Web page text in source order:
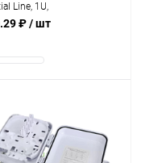
Line, 1U,
на 24 порта
₽/ шт
В наличии